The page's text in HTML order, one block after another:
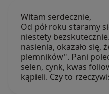
Witam serdecznie,
Od pół roku staramy
niestety
nasienia, okazało się,
plemników". Pani
selen, cynk, kwas
kąpieli. Czy to